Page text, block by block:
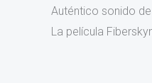
Auténtico sonido
La película